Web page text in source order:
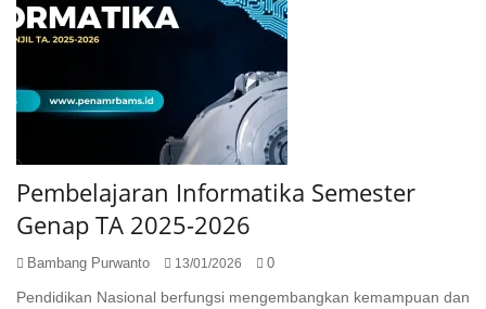
Pembelajaran Informatika Semester
Genap TA 2025-2026
Bambang Purwanto 13/01/2026 0
Pendidikan Nasional berfungsi mengembangkan kemampuan dan